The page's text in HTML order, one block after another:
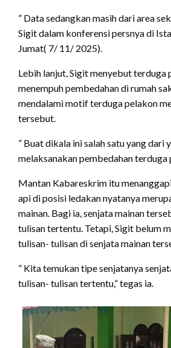
” Data sedangkan masih dari area
Sigit dalam konferensi persnya di
Jumat( 7/ 11/ 2025).
Lebih lanjut, Sigit menyebut terduga
menempuh pembedahan di rumah
mendalami motif terduga pelakon
tersebut.
” Buat dikala ini salah satu yang dari
melaksanakan pembedahan terduga
Mantan Kabareskrim itu
api di posisi ledakan nyatanya
mainan. Bagi ia, senjata mainan
tulisan tertentu. Tetapi, Sigit belum
tulisan- tulisan di senjata mainan
” Kita temukan tipe senjatanya
tulisan- tulisan tertentu,” tegas ia.